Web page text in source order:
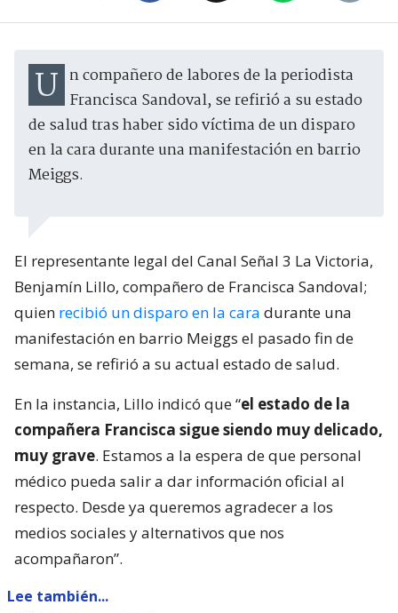
Un compañero de labores de la periodista Francisca Sandoval, se refirió a su estado
de salud tras haber sido víctima de un disparo
en la cara durante una manifestación en barrio
Meiggs.
El representante legal del Canal Señal 3 La Victoria,
Benjamín Lillo, compañero de Francisca Sandoval;
quien recibió un disparo en la cara durante una
manifestación en barrio Meiggs el pasado fin de
semana, se refirió a su actual estado de salud.
En la instancia, Lillo indicó que “el estado de la
compañera Francisca sigue siendo muy delicado,
muy grave. Estamos a la espera de que personal
médico pueda salir a dar información oficial al
respecto. Desde ya queremos agradecer a los
medios sociales y alternativos que nos
acompañaron”.
Lee también...